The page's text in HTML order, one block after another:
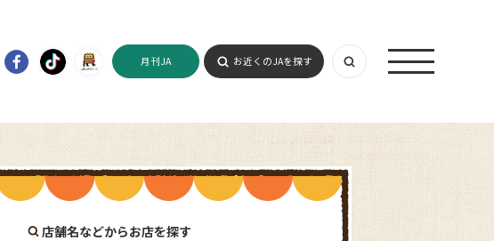
月刊JA お近くのJAを探す
店舗名などからお店を探す